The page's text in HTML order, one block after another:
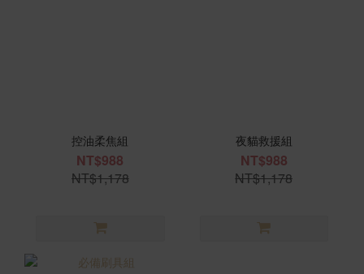
控油柔焦組
NT$988
NT$1,178
夜貓救援組
NT$988
NT$1,178